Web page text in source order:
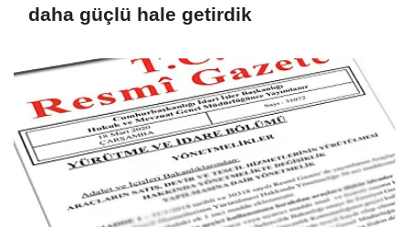
daha güçlü hale getirdik